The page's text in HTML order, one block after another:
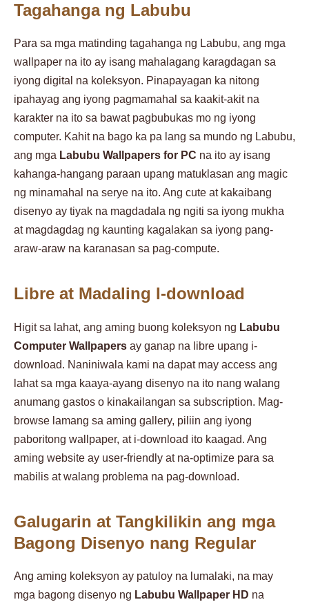
Tagahanga ng Labubu
Para sa mga matinding tagahanga ng Labubu, ang mga
wallpaper na ito ay isang mahalagang karagdagan sa
iyong digital na koleksyon. Pinapayagan ka nitong
ipahayag ang iyong pagmamahal sa kaakit-akit na
karakter na ito sa bawat pagbubukas mo ng iyong
computer. Kahit na bago ka pa lang sa mundo ng Labubu,
ang mga Labubu Wallpapers for PC na ito ay isang
kahanga-hangang paraan upang matuklasan ang magic
ng minamahal na serye na ito. Ang cute at kakaibang
disenyo ay tiyak na magdadala ng ngiti sa iyong mukha
at magdagdag ng kaunting kagalakan sa iyong pang-
araw-araw na karanasan sa pag-compute.
Libre at Madaling I-download
Higit sa lahat, ang aming buong koleksyon ng Labubu
Computer Wallpapers ay ganap na libre upang i-
download. Naniniwala kami na dapat may access ang
lahat sa mga kaaya-ayang disenyo na ito nang walang
anumang gastos o kinakailangan sa subscription. Mag-
browse lamang sa aming gallery, piliin ang iyong
paboritong wallpaper, at i-download ito kaagad. Ang
aming website ay user-friendly at na-optimize para sa
mabilis at walang problema na pag-download.
Galugarin at Tangkilikin ang mga
Bagong Disenyo nang Regular
Ang aming koleksyon ay patuloy na lumalaki, na may
mga bagong disenyo ng Labubu Wallpaper HD na